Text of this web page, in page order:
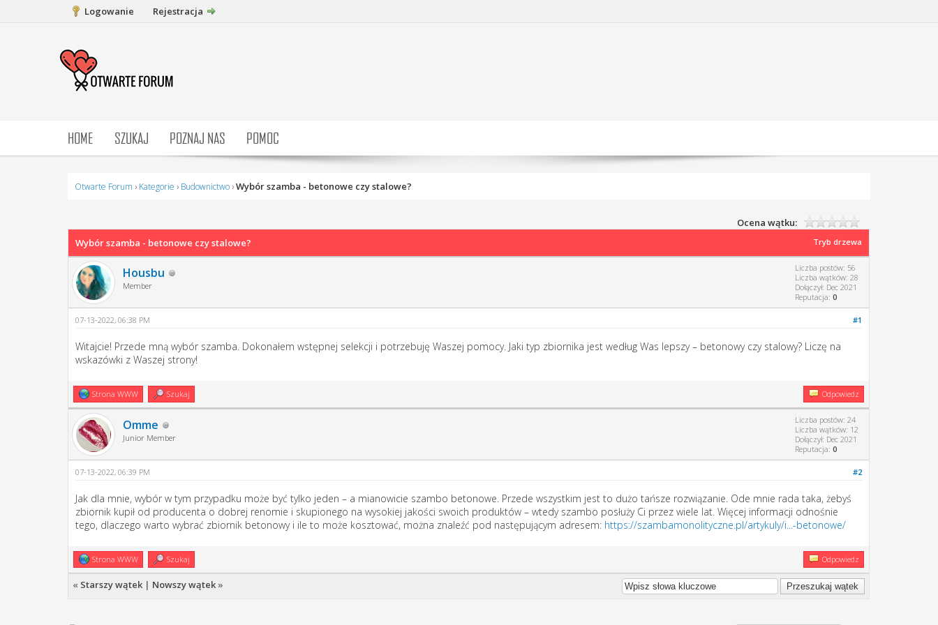
Logowanie Rejestracja
HOME SZUKAJ POZNAJ NAS POMOC
Otwarte Forum › Kategorie › Budownictwo ›Wybór szamba - betonowe czy stalowe?
Ocena wątku:
Tryb drzewa
Wybór szamba - betonowe czy stalowe?
Housbu
Member
Liczba postów: 56
Liczba wątków: 28
Dołączył: Dec 2021
Reputacja:0
#1
07-13-2022, 06:38 PM
Witajcie! Przede mną wybór szamba. Dokonałem wstępnej selekcji i potrzebuję Waszej pomocy. Jaki typ zbiornika jest według Was lepszy – betonowy czy stalowy? Liczę na
wskazówki z Waszej strony!
Strona WWW Szukaj Odpowiedz
Omme
Junior Member
Liczba postów: 24
Liczba wątków: 12
Dołączył: Dec 2021
Reputacja:0
#2
07-13-2022, 06:39 PM
Jak dla mnie, wybór w tym przypadku może być tylko jeden – a mianowicie szambo betonowe. Przede wszystkim jest to dużo tańsze rozwiązanie. Ode mnie rada taka, żebyś
zbiornik kupił od producenta o dobrej renomie i skupionego na wysokiej jakości swoich produktów – wtedy szambo posłuży Ci przez wiele lat. Więcej informacji odnośnie
tego, dlaczego warto wybrać zbiornik betonowy i ile to może kosztować, można znaleźć pod następującym adresem: https://szambamonolityczne.pl/artykuly/i...-betonowe/
Strona WWW Szukaj Odpowiedz
« Starszy wątek | Nowszy wątek »